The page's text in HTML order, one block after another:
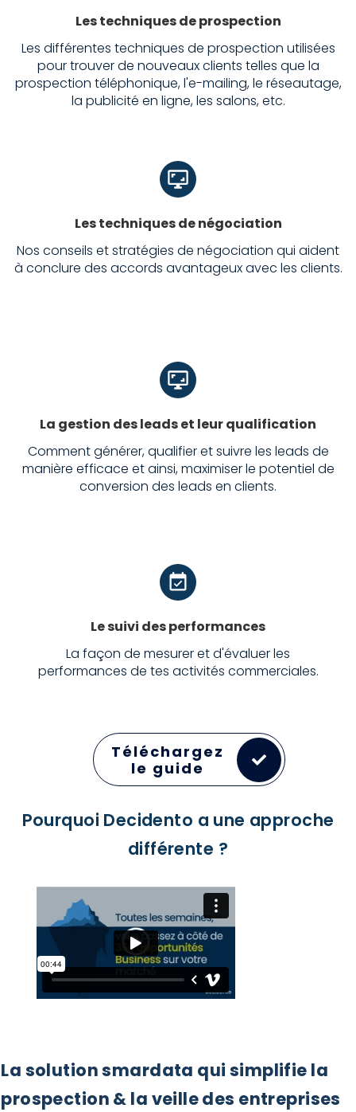
Les techniques de prospection
Les différentes techniques de prospection utilisées
pour trouver de nouveaux clients telles que la
prospection téléphonique, l'e-mailing, le réseautage,
la publicité en ligne, les salons, etc.
Les techniques de négociation
Nos conseils et stratégies de négociation qui aident
à conclure des accords avantageux avec les clients.
La gestion des leads et leur qualification
Comment générer, qualifier et suivre les leads de
manière efficace et ainsi, maximiser le potentiel de
conversion des leads en clients.
Le suivi des performances
La façon de mesurer et d'évaluer les
performances de tes activités commerciales.
Téléchargez
le guide
Pourquoi Decidento a une approche
différente ?
La solution smardata qui simplifie la
prospection & la veille des entreprises